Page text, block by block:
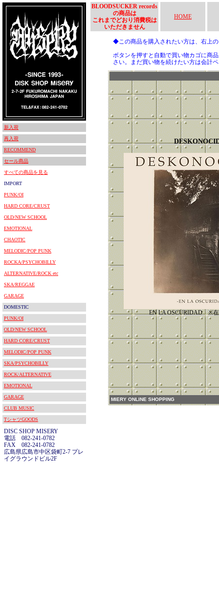
新入荷
再入荷
RECOMMEND
セール商品
すべての商品を見る
IMPORT
PUNK/OI
HARD CORE/CRUST
OLD/NEW SCHOOL
EMOTIONAL
CHAOTIC
MELODIC/POP PUNK
ROCKA/PSYCHOBILLY
ALTERNATIVE/ROCK etc
SKA/REGGAE
GARAGE
DOMESTIC
PUNK/OI
OLD/NEW SCHOOL
HARD CORE/CRUST
MELODIC/POP PUNK
SKA/PSYCHOBILLY
ROCK/ALTERNATIVE
EMOTIONAL
GARAGE
CLUB MUSIC
TシャツGOODS
DISC SHOP MISERY
電話 082-241-0782
FAX 082-241-0782
広島県広島市中区袋町2-7 プレ
イグラウンドビル2F
BLOODSUCKER records
の商品は
これまでどおり消費税は
いただきません
HOME
◆この商品を購入されたい方は、右上
ボタンを押すと自動で買い物カゴに商
さい。まだ買い物を続けたい方は会計
EN LA OSCURIDAD ※
MIERY ONLINE SHOPPING